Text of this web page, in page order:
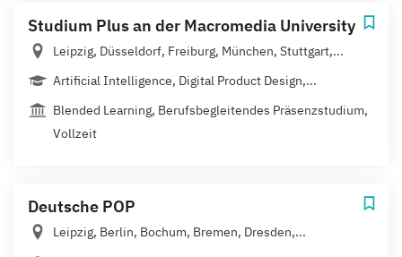
Studium Plus an der Macromedia University
Leipzig, Düsseldorf, Freiburg, München, Stuttgart,...
Artificial Intelligence, Digital Product Design,...
Blended Learning, Berufsbegleitendes Präsenzstudium,
Vollzeit
Deutsche POP
Leipzig, Berlin, Bochum, Bremen, Dresden,...